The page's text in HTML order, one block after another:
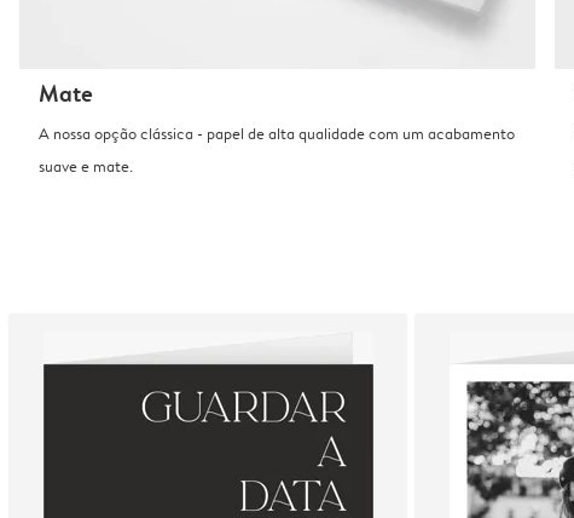
Mate
A nossa opção clássica - papel de alta qualidade com um acabamento
suave e mate.